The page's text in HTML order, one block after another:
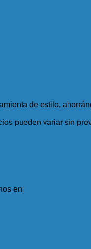
de estilo,
pueden variar sin
en: